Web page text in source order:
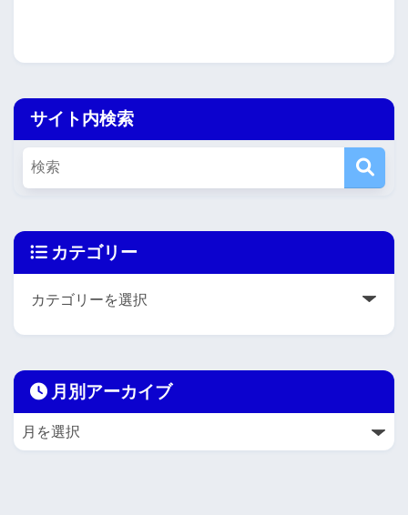
サイト内検索
カテゴリー
月別アーカイブ